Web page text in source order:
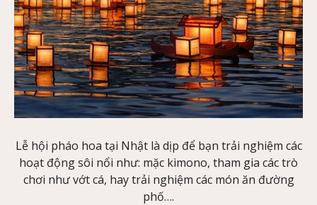
Lễ hội pháo hoa tại Nhật là dịp để bạn trải nghiệm các
hoạt động sôi nổi như: mặc kimono, tham gia các trò
chơi như vớt cá, hay trải nghiệm các món ăn đường
phố….